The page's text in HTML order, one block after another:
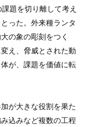
課題を切り離して考え
った。外来種ランタ
の象の彫刻をつく
え、脅威とされた動
が、課題を価値に転
が大きな役割を果た
込みなど複数の工程